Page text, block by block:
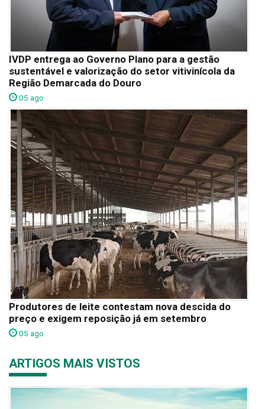
IVDP entrega ao Governo Plano para a gestão
sustentável e valorização do setor vitivinícola da
Região Demarcada do Douro
05 ago
Produtores de leite contestam nova descida do
preço e exigem reposição já em setembro
05 ago
ARTIGOS MAIS VISTOS